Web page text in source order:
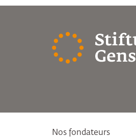
Nos fondateurs